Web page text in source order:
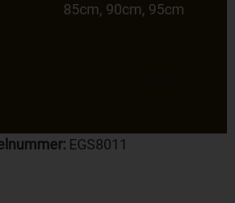
85cm, 90cm, 95cm
EGS8011